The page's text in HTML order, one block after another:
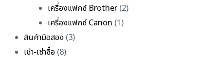
เครื่องแฟกซ์ Brother(2)
เครื่องแฟกซ์ Canon (1)
สินค้ามือสอง (3)
เช่า-เช่าซื้อ (8)